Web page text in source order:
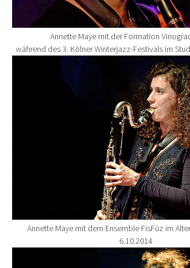
Annette Maye mit der Formation
während des 3. Kölner Winterjazz-Festivals im
Annette Maye mit dem Ensemble FisFüz im
6.10.2014